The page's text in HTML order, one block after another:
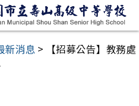
新消息 >
【招募公告】教務處